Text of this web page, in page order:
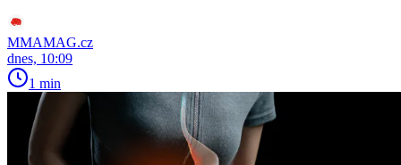
MMAMAG.cz
dnes, 10:09
1 min